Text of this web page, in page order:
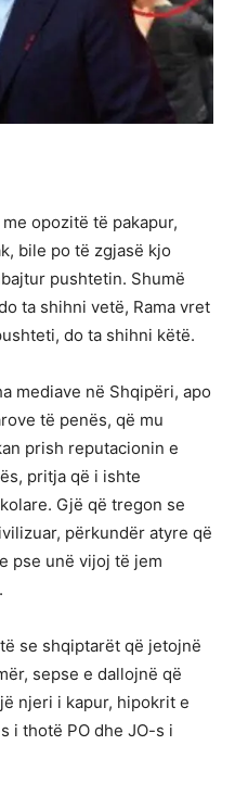
opozitë të pakapur,
bile po të zgjasë kjo
pushtetin. Shumë
ta shihni vetë, Rama vret
do ta shihni këtë.
mediave në Shqipëri, apo
të penës, që mu
prish reputacionin e
pritja që i ishte
Gjë që tregon se
përkundër atyre që
pse unë vijoj të jem
se shqiptarët që jetojnë
sepse e dallojnë që
njeri i kapur, hipokrit e
i thotë PO dhe JO-s i